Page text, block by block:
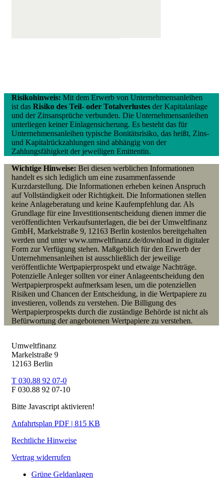
Risikohinweis: Mit dem Erwerb von Unternehmensanleihen
ist das Risiko des Teil- oder Totalverlustes der Kapitalanlage
und der Zinsansprüche verbunden. Die Unternehmensanleihen
unterliegen keiner Einlagensicherung. Es besteht das für
Unternehmensanleihen typische Bonitätsrisiko, das heißt, Zins-
und Kapitalrückzahlungen sind abhängig von der
Zahlungsfähigkeit der jeweiligen Emittentin.
Wichtige Hinweise: Bei diesen werblichen Informationen
handelt es sich lediglich um eine zusammenfassende
Kurzdarstellung. Die Informationen erheben keinen Anspruch
auf Vollständigkeit oder Richtigkeit. Die Informationen stellen
keine Anlageberatung und keine Kaufempfehlung dar. Als
Grundlage für eine Investitionsentscheidung dienen immer die
veröffentlichten Verkaufsunterlagen, die bei der Umweltfinanz
GmbH, Markelstraße 9, 12163 Berlin kostenlos bereitgehalten
werden und unter www.umweltfinanz.de/download in digitaler
Form zur Verfügung stehen. Maßgeblich für den Erwerb der
Unternehmensanleihen ist ausschließlich der jeweilige
veröffentlichte Wertpapierprospekt und etwaige Nachträge.
Potenzielle Anleger sollten vor einer Anlageentscheidung den
Wertpapierprospekt aufmerksam lesen, um die potenziellen
Risiken und Chancen der Entscheidung, in die Wertpapiere zu
investieren, vollends zu verstehen. Die Billigung des
Wertpapierprospekts durch die zuständige Behörde ist nicht als
Befürwortung der angebotenen Wertpapiere zu verstehen.
Umweltfinanz
Markelstraße 9
12163 Berlin
T 030.88 92 07-0
F 030.88 92 07-10
Bitte Javascript aktivieren!
Anfahrtsplan PDF | 815 KB
Rechtliche Hinweise
Vertrag widerrufen
Grüne Geldanlagen